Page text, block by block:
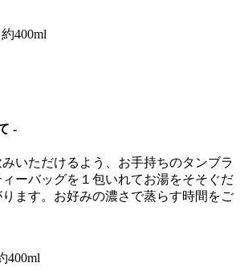
400ml
-
いただけるよう、お手持ちのタンブラ
ーバッグを１包いれてお湯をそそぐだ
ます。お好みの濃さで蒸らす時間をご
400ml